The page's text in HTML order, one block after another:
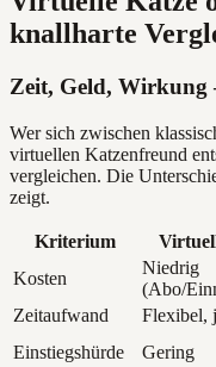
knallharte
Zeit, Geld, Wirkung
Wer sich zwischen
virtuellen Katzenfreund
vergleichen. Die
zeigt.
Kriterium
Kosten
Niedrig
(Abo/
Zeitaufwand
Flexibel,
Einstiegshürde
Gering